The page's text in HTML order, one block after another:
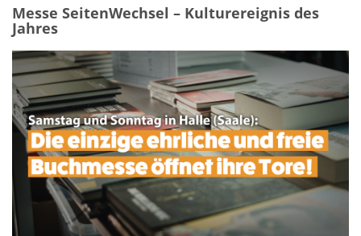
Messe SeitenWechsel – Kulturereignis des
Jahres